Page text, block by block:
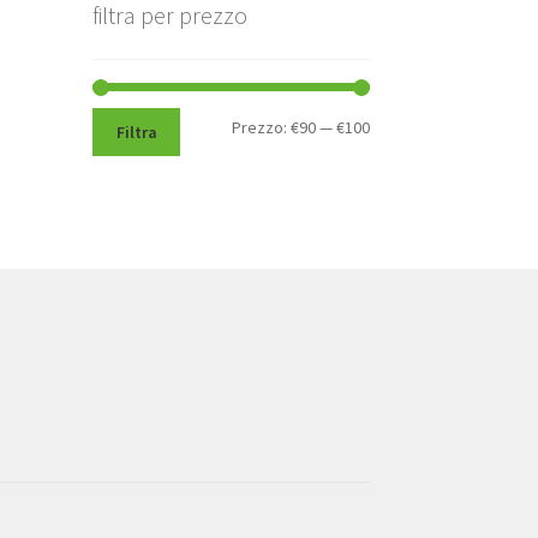
filtra per prezzo
Prezzo
Prezzo
Filtra Prezzo: €90—€100